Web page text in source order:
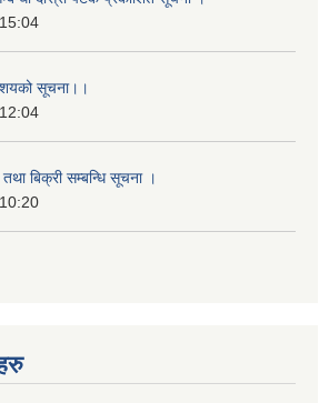
सूचना।।
बिक्री सम्बन्धि सूचना ।